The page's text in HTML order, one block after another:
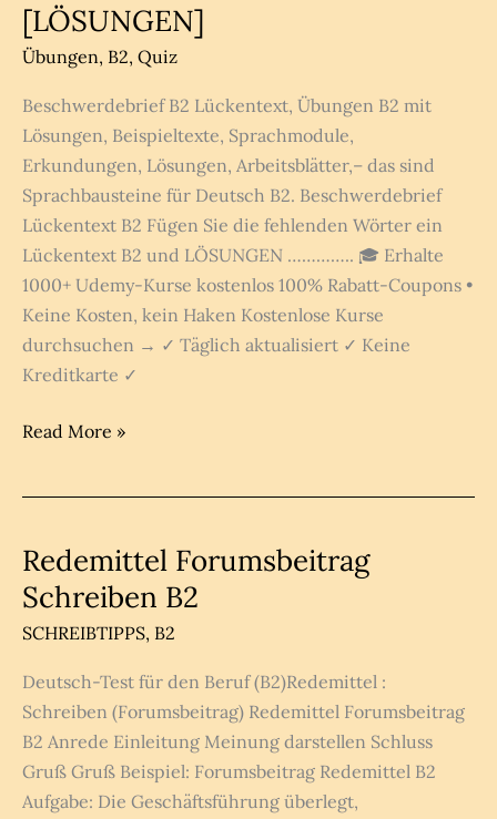
–
C1
[LÖSUNGEN]
Übungen, B2, Quiz
Beschwerdebrief B2 Lückentext, Übungen B2 mit
Lösungen, Beispieltexte, Sprachmodule,
Erkundungen, Lösungen, Arbeitsblätter,– das sind
Sprachbausteine für Deutsch B2. Beschwerdebrief
Lückentext B2 Fügen Sie die fehlenden Wörter ein
Lückentext B2 und LÖSUNGEN ………….. 🎓 Erhalte
1000+ Udemy-Kurse kostenlos 100% Rabatt-Coupons •
Keine Kosten, kein Haken Kostenlose Kurse
durchsuchen → ✓ Täglich aktualisiert ✓ Keine
Kreditkarte ✓
Beschwerdebrief
Read More »
Redemittel Forumsbeitrag
Schreiben B2
SCHREIBTIPPS, B2
Deutsch-Test für den Beruf (B2)Redemittel :
Schreiben (Forumsbeitrag) Redemittel Forumsbeitrag
B2 Anrede Einleitung Meinung darstellen Schluss
Gruß Gruß Beispiel: Forumsbeitrag Redemittel B2
Aufgabe: Die Geschäftsführung überlegt,